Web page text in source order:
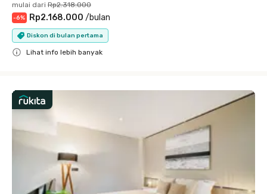
mulai dari Rp2.318.000
-6% Rp2.168.000 /bulan
Diskon di bulan pertama
Lihat info lebih banyak